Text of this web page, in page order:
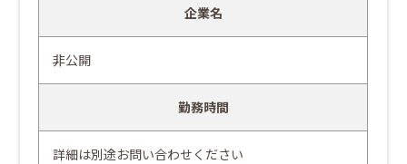
企業名
非公開
勤務時間
詳細は別途お問い合わせください